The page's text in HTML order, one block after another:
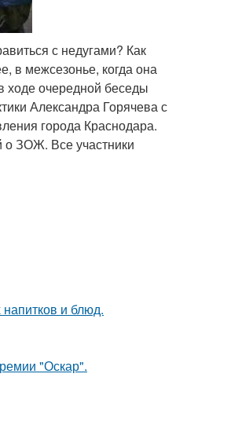
с недугами? Как
в межсезонье, когда она
ходе очередной беседы
Александра Горячева с
города Краснодара.
о ЗОЖ. Все участники
и блюд.
"Оскар".